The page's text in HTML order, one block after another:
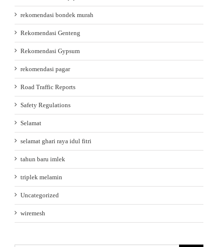
rekomendasi bondek murah
Rekomendasi Genteng
Rekomendasi Gypsum
rekomendasi pagar
Road Traffic Reports
Safety Regulations
Selamat
selamat ghari raya idul fitri
tahun baru imlek
triplek melamin
Uncategorized
wiremesh